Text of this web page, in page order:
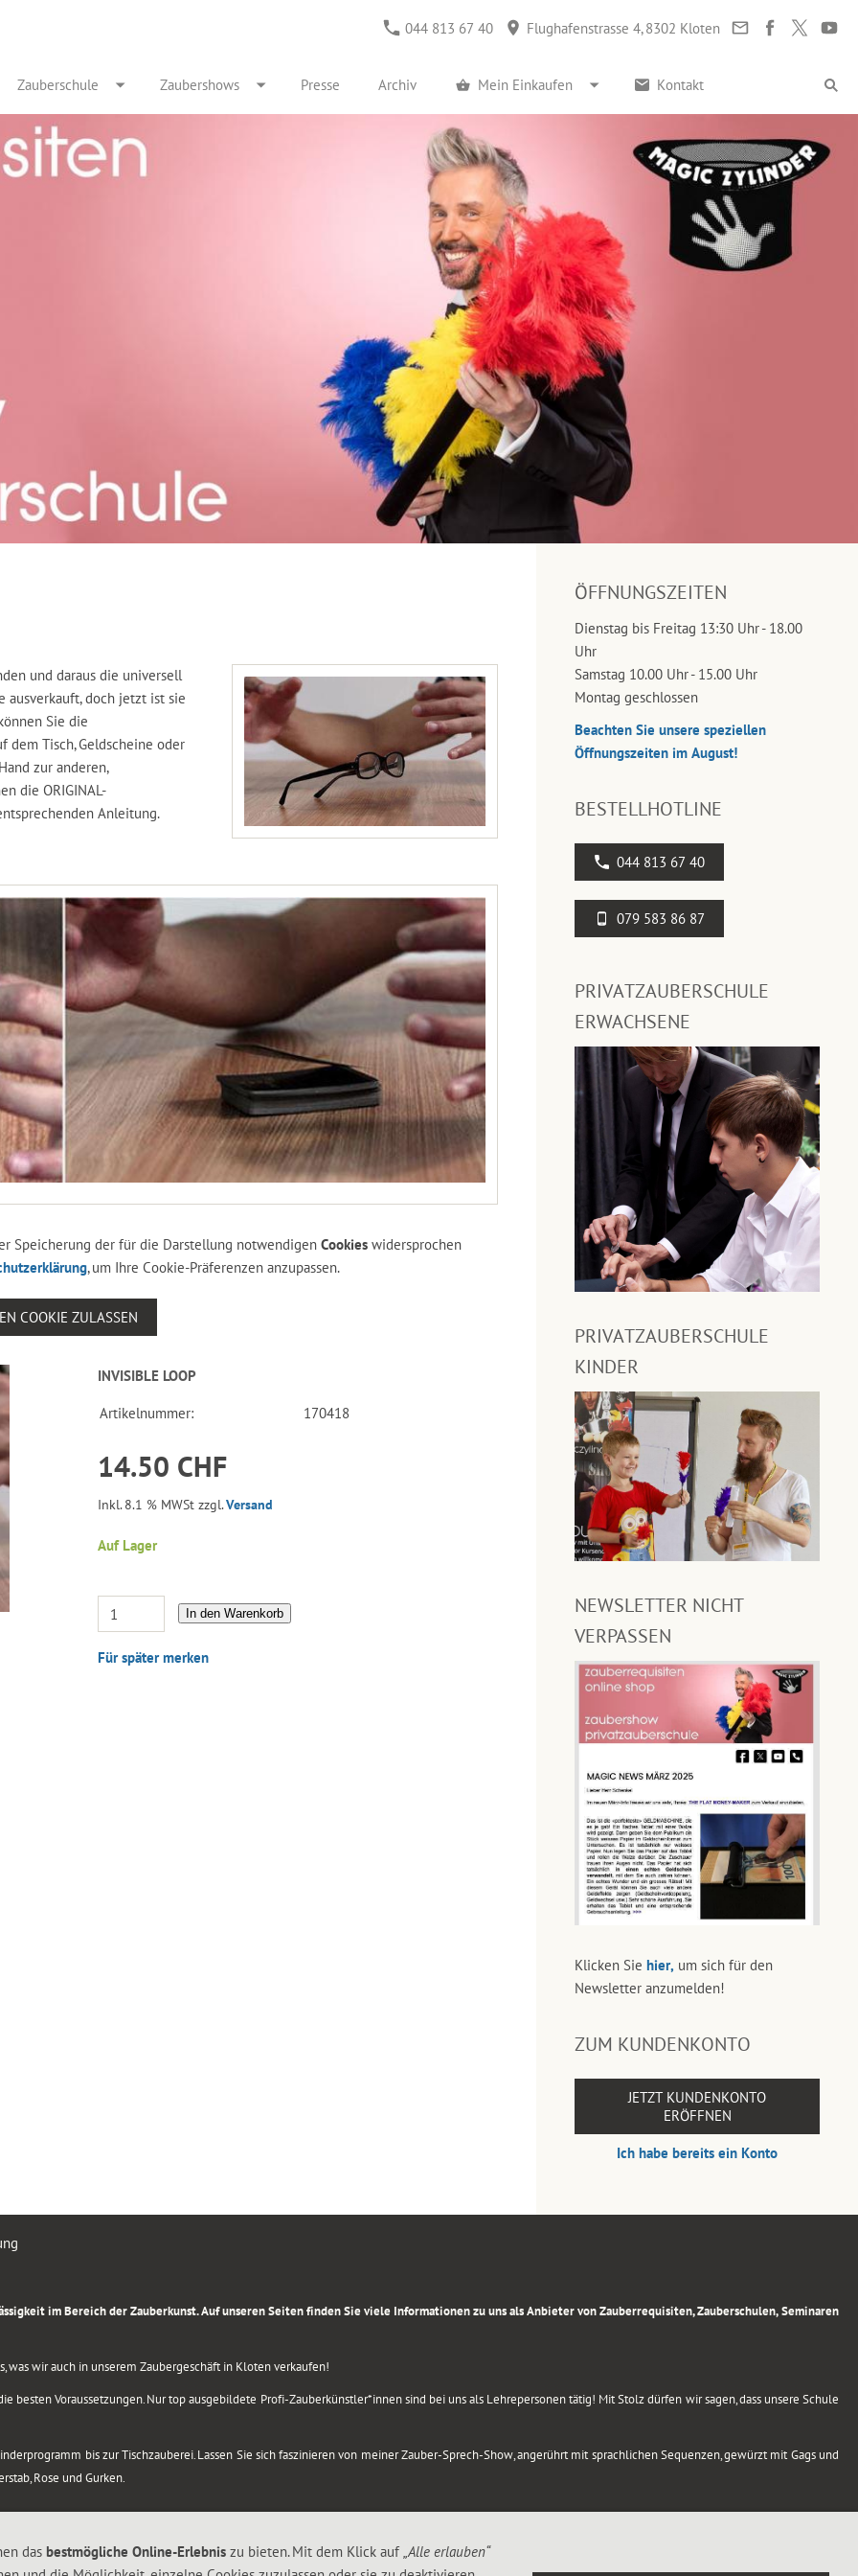
044 813 67 40 Flughafenstrasse 4, 8302 Kloten
Zauberschule Zaubershows Presse Archiv Mein Einkaufen Kontakt
und daraus die universell
ausverkauft, doch jetzt ist sie
Sie die
dem Tisch, Geldscheine oder
zur anderen,
die ORIGINAL-
Anleitung.
Speicherung der für die Darstellung notwendigen Cookieswidersprochen
, um Ihre Cookie-Präferenzen anzupassen.
COOKIE ZULASSEN
INVISIBLE LOOP
Artikelnummer: 170418
14.50 CHF
Inkl. 8.1 % MWSt zzgl.Versand
Auf Lager
In den Warenkorb
Für später merken
ÖFFNUNGSZEITEN
Dienstag bis Freitag 13:30 Uhr - 18.00
Uhr
Samstag 10.00 Uhr - 15.00 Uhr
Montag geschlossen
Beachten Sie unsere speziellen
Öffnungszeiten im August!
BESTELLHOTLINE
044 813 67 40
079 583 86 87
PRIVATZAUBERSCHULE
ERWACHSENE
PRIVATZAUBERSCHULE
KINDER
NEWSLETTER NICHT
VERPASSEN
Klicken Sie hier, um sich für den
Newsletter anzumelden!
ZUM KUNDENKONTO
JETZT KUNDENKONTO
ERÖFFNEN
Ich habe bereits ein Konto
im Bereich der Zauberkunst. Auf unseren Seiten finden Sie viele Informationen zu uns als Anbieter von Zauberrequisiten, Zauberschulen, Seminaren
was wir auch in unserem Zaubergeschäft in Kloten verkaufen!
Voraussetzungen. Nur top ausgebildete Profi-Zauberkünstler*innen sind bei uns als Lehrepersonen tätig! Mit Stolz dürfen wir sagen, dass unsere Schule
bis zur Tischzauberei. Lassen Sie sich faszinieren von meiner Zauber-Sprech-Show, angerührt mit sprachlichen Sequenzen, gewürzt mit Gags und
Rose und Gurken.
das bestmögliche Online-Erlebnis zu bieten. Mit dem Klick auf „Alle erlauben“